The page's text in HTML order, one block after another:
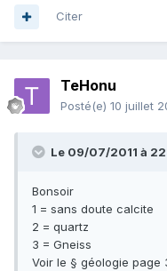
Citer
TeHonu
Posté(e) 10 juillet
Le 09/07/2011 à
Bonsoir
1 = sans doute calcite
2 = quartz
3 = Gneiss
Voir le § géologie page